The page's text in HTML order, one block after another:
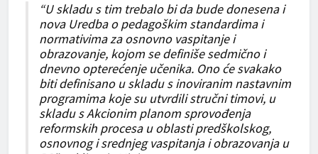
“U skladu s tim trebalo bi da bude donesena i
nova Uredba o pedagoškim standardima i
normativima za osnovno vaspitanje i
obrazovanje, kojom se definiše sedmično i
dnevno opterećenje učenika. Ono će svakako
biti definisano u skladu s inoviranim nastavnim
programima koje su utvrdili stručni timovi, u
skladu s Akcionim planom sprovođenja
reformskih procesa u oblasti predškolskog,
osnovnog i srednjeg vaspitanja i obrazovanja u